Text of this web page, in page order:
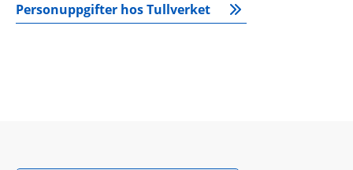
Personuppgifter hos Tullverket